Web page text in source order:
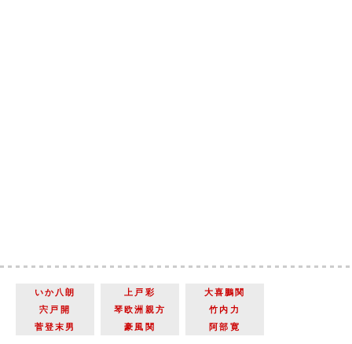
いか八朗 上戸彩
大喜鵬関
宍戸開
琴欧洲親方
竹内力
菅登末男
豪風関 阿部寛